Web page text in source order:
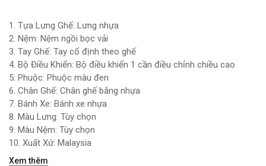
1. Tựa Lưng Ghế: Lưng nhựa
2. Nệm: Nệm ngồi bọc vải
3. Tay Ghế: Tay cố định theo ghế
4. Bộ Điều Khiển: Bộ điều khiển 1 cần điều chỉnh chiều cao
5. Phuộc: Phuộc màu đen
6. Chân Ghế: Chân ghế bằng nhựa
7. Bánh Xe: Bánh xe nhựa
8. Màu Lưng: Tùy chọn
9. Màu Nệm: Tùy chọn
10. Xuất Xứ: Malaysia
Xem thêm